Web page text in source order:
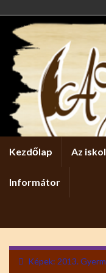
Kezdőlap Az
Informátor
Képek: 2013.